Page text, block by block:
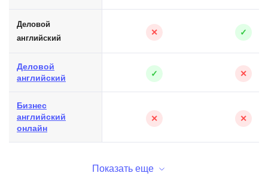
Деловой
английский
✕ ✓
Деловой
английский
✓ ✕
Бизнес
английский
онлайн
✕ ✕
Показать еще